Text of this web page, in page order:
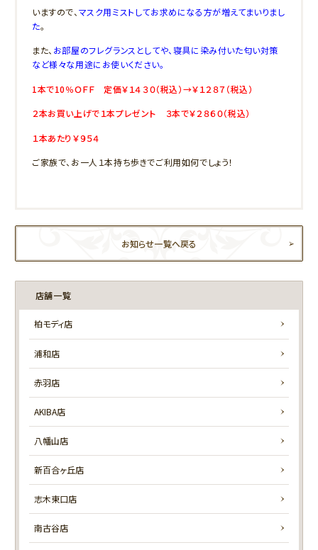
いますので、 マスク用ミストしてお求めになる方が増えてまいりまし
た。
また、 お部屋のフレグランスとしてや、寝具に染み付いた匂い対策
など様々な用途にお使いください。
1本で10％ＯＦＦ 定価￥１４３０（税込）→￥１２８７（税込）
２本お買い上げで１本プレゼント ３本で￥２８６０（税込）
１本あたり￥９５４
ご家族で、お一人１本持ち歩きでご利用如何でしょう！
お知らせ一覧へ戻る
店舗一覧
柏モディ店
浦和店
赤羽店
AKIBA店
八幡山店
新百合ヶ丘店
志木東口店
南古谷店